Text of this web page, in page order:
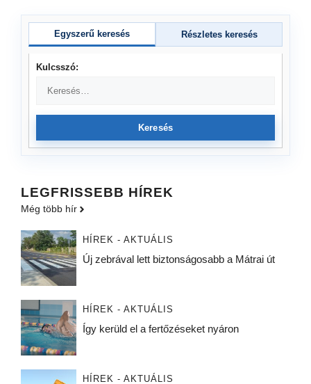
Egyszerű keresés Részletes keresés
Kulcsszó:
Keresés
LEGFRISSEBB HÍREK
Még több hír
HÍREK - AKTUÁLIS
Új zebrával lett biztonságosabb a Mátrai út
HÍREK - AKTUÁLIS
Így kerüld el a fertőzéseket nyáron
HÍREK - AKTUÁLIS